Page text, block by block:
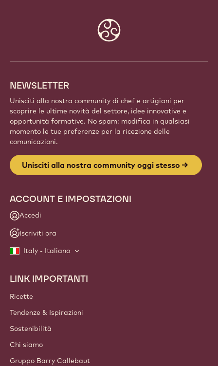
NEWSLETTER
Unisciti alla nostra community di chef e artigiani per
scoprire le ultime novità del settore, idee innovative e
opportunità formative. No spam: modifica in qualsiasi
momento le tue preferenze per la ricezione delle
comunicazioni.
Unisciti alla nostra community oggi stesso
ACCOUNT E IMPOSTAZIONI
Accedi
Iscriviti ora
Italy - Italiano
Footer
Callebaut
LINK IMPORTANTI
Ricette
Tendenze & Ispirazioni
Sostenibilità
Chi siamo
Gruppo Barry Callebaut